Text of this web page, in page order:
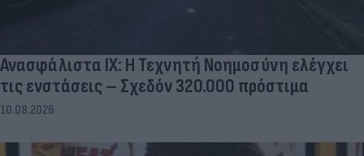
Ανασφάλιστα ΙΧ: Η Τεχνητή Νοημοσύνη ελέγχει
τις ενστάσεις – Σχεδόν 320.000 πρόστιμα
10.08.2026